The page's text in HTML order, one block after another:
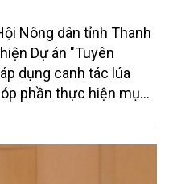
Nông dân tỉnh Thanh
Dự án "Tuyên
dụng canh tác lúa
phần thực hiện mục
đông đảo đại biểu đến
đơn vị nghiên cứu,
nông dân đang trực